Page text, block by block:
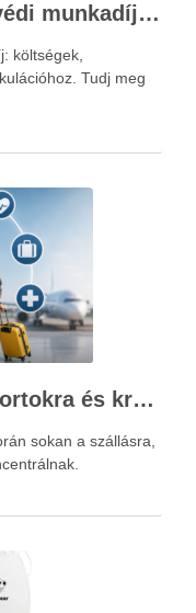
Fizetési meghagyás ügyvédi munkadíja: teljes költségvetési útmutató
költségek,
Tudj meg
Utasbiztosítás extrém sportokra és krónikus betegségek esetén: mire figyelj utazás előtt?
sokan a szállásra,